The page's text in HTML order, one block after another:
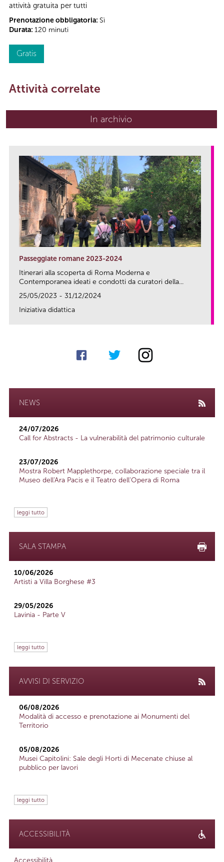
attività gratuita per tutti
Prenotazione obbligatoria: Sì
Durata: 120 minuti
Gratis
Attività correlate
In archivio
Passeggiate romane 2023-2024
Itinerari alla scoperta di Roma Moderna e
Contemporanea ideati e condotti da curatori della...
25/05/2023 - 31/12/2024
Iniziativa didattica
NEWS
24/07/2026
Call for Abstracts - La vulnerabilità del patrimonio culturale
23/07/2026
Mostra Robert Mapplethorpe, collaborazione speciale tra il
Museo dell'Ara Pacis e il Teatro dell'Opera di Roma
leggi tutto
SALA STAMPA
10/06/2026
Artisti a Villa Borghese #3
29/05/2026
Lavinia - Parte V
leggi tutto
AVVISI DI SERVIZIO
06/08/2026
Modalità di accesso e prenotazione ai Monumenti del
Territorio
05/08/2026
Musei Capitolini: Sale degli Horti di Mecenate chiuse al
pubblico per lavori
leggi tutto
ACCESSIBILITÀ
Accessibilità